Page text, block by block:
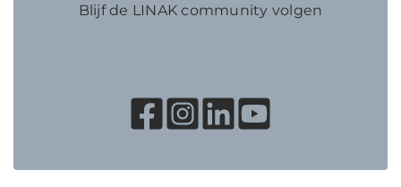
Blijf de LINAK community volgen